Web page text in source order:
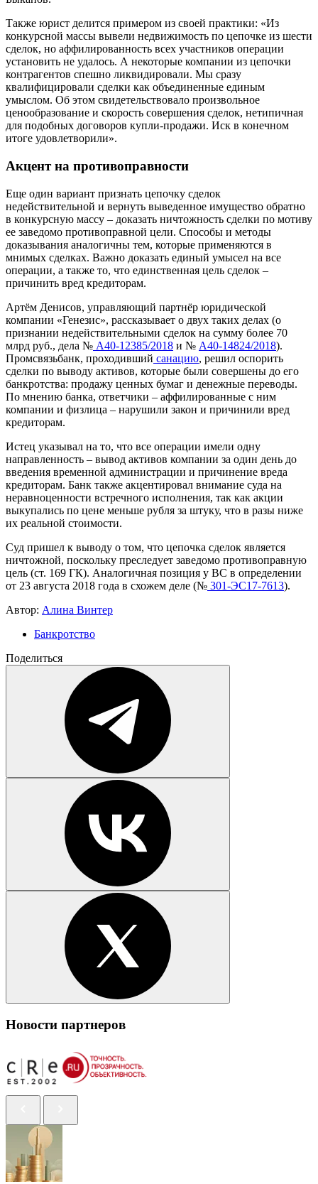
Также юрист делится примером из своей практики: «Из
конкурсной массы вывели недвижимость по цепочке из шести
сделок, но аффилированность всех участников операции
установить не удалось. А некоторые компании из цепочки
контрагентов спешно ликвидировали. Мы сразу
квалифицировали сделки как объединенные единым
умыслом. Об этом свидетельствовало произвольное
ценообразование и скорость совершения сделок, нетипичная
для подобных договоров купли-продажи. Иск в конечном
итоге удовлетворили».
Акцент на противоправности
Еще один вариант признать цепочку сделок
недействительной и вернуть выведенное имущество обратно
в конкурсную массу – доказать ничтожность сделки по мотиву
ее заведомо противоправной цели. Способы и методы
доказывания аналогичны тем, которые применяются в
мнимых сделках. Важно доказать единый умысел на все
операции, а также то, что единственная цель сделок –
причинить вред кредиторам.
Артём Денисов, управляющий партнёр юридической
компании «Генезис», рассказывает о двух таких делах (о
признании недействительными сделок на сумму более 70
млрд руб., дела № А40-12385/2018 и № А40-14824/2018).
Промсвязьбанк, проходивший санацию, решил оспорить
сделки по выводу активов, которые были совершены до его
банкротства: продажу ценных бумаг и денежные переводы.
По мнению банка, ответчики – аффилированные с ним
компании и физлица – нарушили закон и причинили вред
кредиторам.
Истец указывал на то, что все операции имели одну
направленность – вывод активов компании за один день до
введения временной администрации и причинение вреда
кредиторам. Банк также акцентировал внимание суда на
неравноценности встречного исполнения, так как акции
выкупались по цене меньше рубля за штуку, что в разы ниже
их реальной стоимости.
Суд пришел к выводу о том, что цепочка сделок является
ничтожной, поскольку преследует заведомо противоправную
цель (ст. 169 ГК). Аналогичная позиция у ВС в определении
от 23 августа 2018 года в схожем деле (№ 301-ЭС17-7613).
Автор: Алина Винтер
Банкротство
Поделиться
Новости партнеров